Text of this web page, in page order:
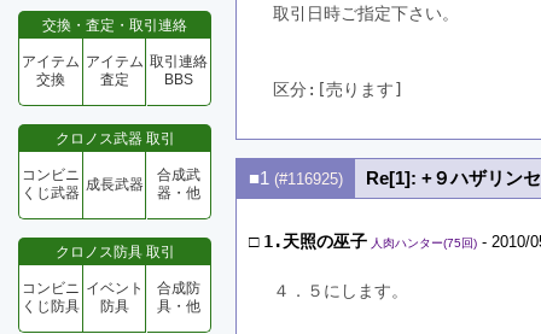
交換・査定・取引連絡
アイテム
交換
アイテム
査定
取引連絡
BBS
クロノス武器 取引
コンビニ
くじ武器 成長武器
合成武
器・他
クロノス防具 取引
コンビニ
くじ防具
イベント
防具
合成防
具・他
取引日時ご指定下さい。
区分:[売ります]
■1 (#116925) Re[1]: +９ハザリン
□ 1.天照の巫子 人肉ハンター(75回) - 2010/
４．５にします。